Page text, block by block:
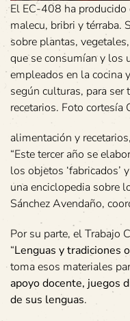
El EC-408 ha producido
malecu, bribri y térraba.
sobre plantas,
que se consumían y los
empleados en la cocina
según culturas, para ser
recetarios. Foto cortesía
alimentación y
“Este tercer año se
los objetos ‘fabricados’
una enciclopedia sobre
Sánchez Avendaño,
Por su parte, el Trabajo
“Lenguas y tradiciones
toma esos materiales
apoyo docente, juegos
de sus lenguas.